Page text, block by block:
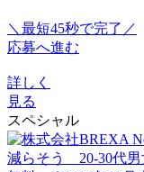
＼最短45秒で完了／
応募へ進む
詳しく
見る
スペシャル